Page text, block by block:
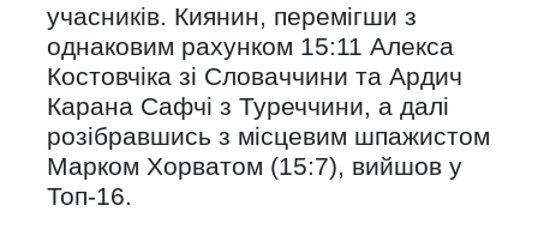
учасників. Киянин, перемігши з
однаковим рахунком 15:11 Алекса
Костовчіка зі Словаччини та Ардич
Карана Сафчі з Туреччини, а далі
розібравшись з місцевим шпажистом
Марком Хорватом (15:7), вийшов у
Топ-16.